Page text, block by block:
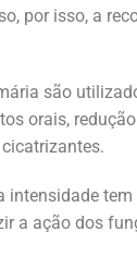
por isso, a
são
orais,
intensidade
a ação dos